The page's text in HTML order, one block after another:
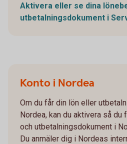
Aktivera eller se dina
utbetalningsdokument i
Konto i Nordea
Om du får din lön eller
Nordea, kan du aktivera så du
och utbetalningsdokument i
Du anmäler dig i Nordeas